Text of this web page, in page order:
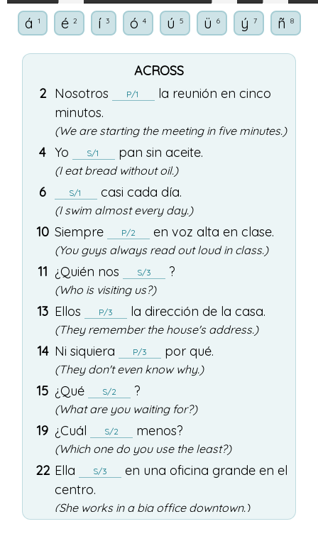
á 1 é 2 í 3 ó 4 ú 5 ü 6 ý 7 ñ 8
ACROSS
2 Nosotros P/1 la reunión en cinco
minutos.
(We are starting the meeting in five minutes.)
4 Yo S/1 pan sin aceite.
(I eat bread without oil.)
6 S/1 casi cada día.
(I swim almost every day.)
10 Siempre P/2 en voz alta en clase.
(You guys always read out loud in class.)
11 ¿Quién nos S/3 ?
(Who is visiting us?)
13 Ellos P/3 la dirección de la casa.
(They remember the house's address.)
14 Ni siquiera P/3 por qué.
(They don't even know why.)
15 ¿Qué S/2 ?
(What are you waiting for?)
19 ¿Cuál S/2 menos?
(Which one do you use the least?)
22 Ella S/3 en una oficina grande en el
centro.
(She works in a big office downtown.)